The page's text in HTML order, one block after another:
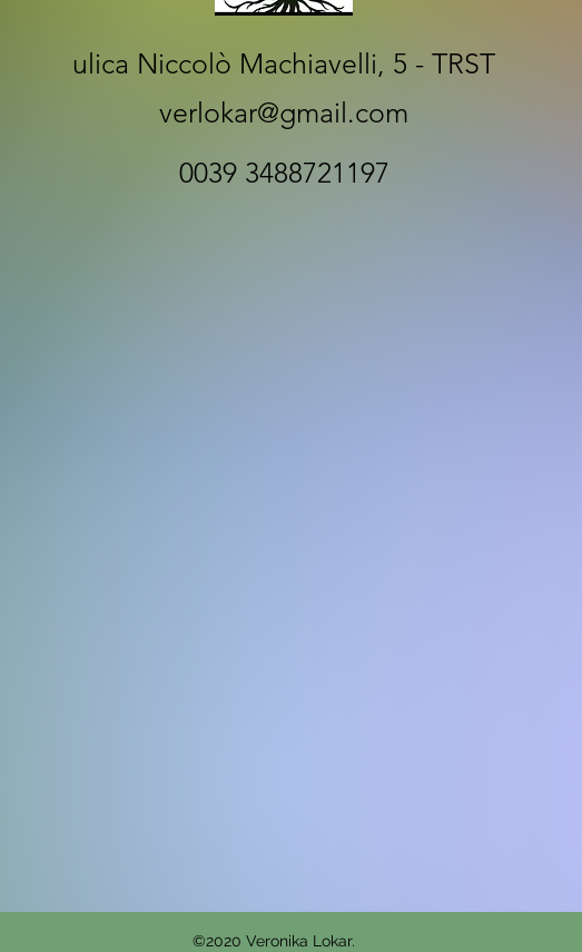
ulica Niccolò Machiavelli, 5 - TRST
verlokar@gmail.com
0039 3488721197
©2020 Veronika Lokar.